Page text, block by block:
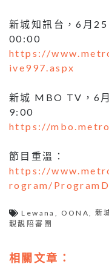
新城知訊台，6月
00:00
https://
ive997.aspx
新城 MBO TV，6
9:00
https://
節目重溫：
https://
rogram/
Lewana OONA ,新
靚靚陪審團
相關文章：